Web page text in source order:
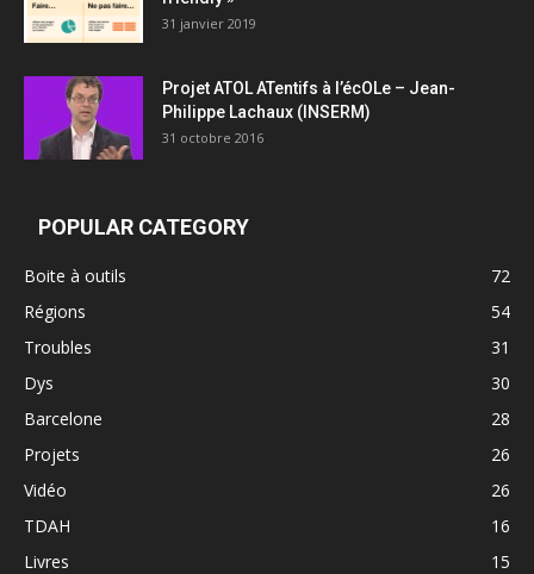
31 janvier 2019
Projet ATOL ATentifs à l’écOLe – Jean-
Philippe Lachaux (INSERM)
31 octobre 2016
POPULAR CATEGORY
Boite à outils
72
Régions
54
Troubles
31
Dys
30
Barcelone
28
Projets
26
Vidéo
26
TDAH
16
Livres
15